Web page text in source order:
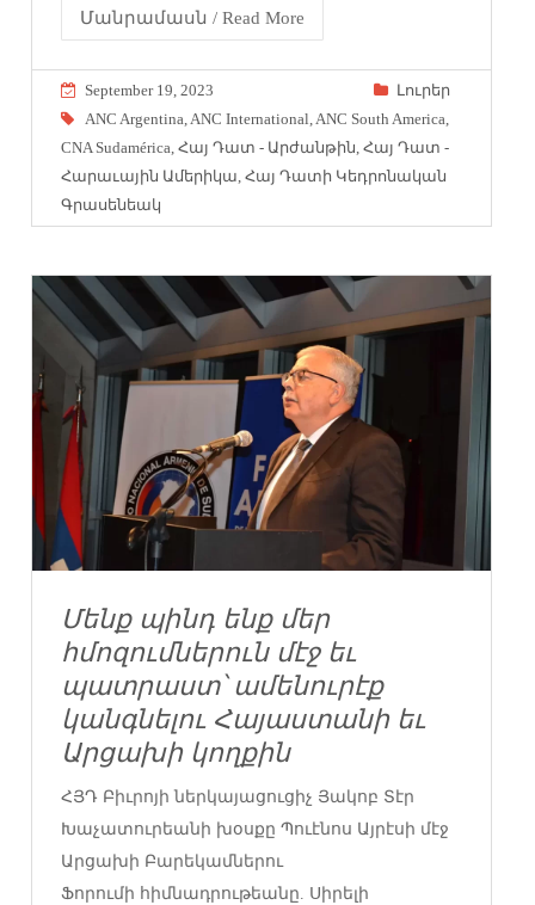
Մանրամասն / Read More
September 19, 2023
Լուրեր
ANC Argentina,ANC International,ANC South America,
CNA Sudamérica,Հայ Դատ - Արժանթին,Հայ Դատ -
Հարաւային Ամերիկա,Հայ Դատի Կեդրոնական
Գրասենեակ
Մենք պինդ ենք մեր
հմոզումներուն մէջ եւ
պատրաստ՝ ամենուրէք
կանգնելու Հայաստանի եւ
Արցախի կողքին
ՀՅԴ Բիւրոյի ներկայացուցիչ Յակոբ Տէր
Խաչատուրեանի խօսքը Պուէնոս Այրէսի մէջ
Արցախի Բարեկամներու
Ֆորումի հիմնադրութեանը. Սիրելի